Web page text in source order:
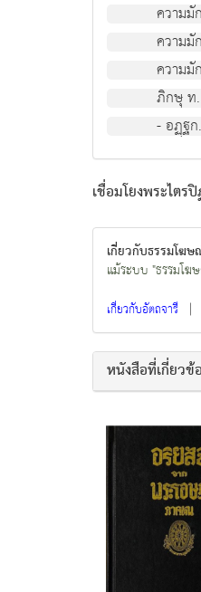
ความมั
ความมั
ความมั
ภิกษุ ท.
- อฏฺฐ
เชื่อมโยงพระไตร
เกี่ยวกับธรรมโฆ
แม้ระบบ "ธรรมโ
เกี่ยวกับอัตถจารี |
หนังสือที่เกี่ยวข้